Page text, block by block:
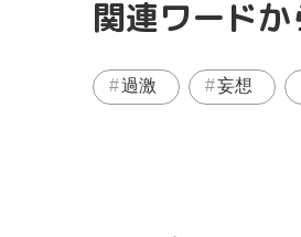
関連ワードか
過激 妄想